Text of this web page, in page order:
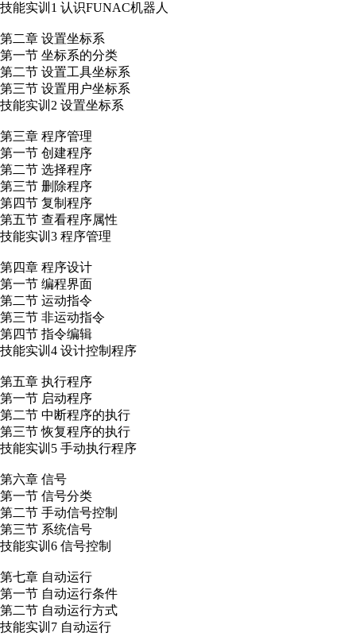
技能实训1 认识FUNAC机器人
第二章 设置坐标系
第一节 坐标系的分类
第二节 设置工具坐标系
第三节 设置用户坐标系
技能实训2 设置坐标系
第三章 程序管理
第一节 创建程序
第二节 选择程序
第三节 删除程序
第四节 复制程序
第五节 查看程序属性
技能实训3 程序管理
第四章 程序设计
第一节 编程界面
第二节 运动指令
第三节 非运动指令
第四节 指令编辑
技能实训4 设计控制程序
第五章 执行程序
第一节 启动程序
第二节 中断程序的执行
第三节 恢复程序的执行
技能实训5 手动执行程序
第六章 信号
第一节 信号分类
第二节 手动信号控制
第三节 系统信号
技能实训6 信号控制
第七章 自动运行
第一节 自动运行条件
第二节 自动运行方式
技能实训7 自动运行